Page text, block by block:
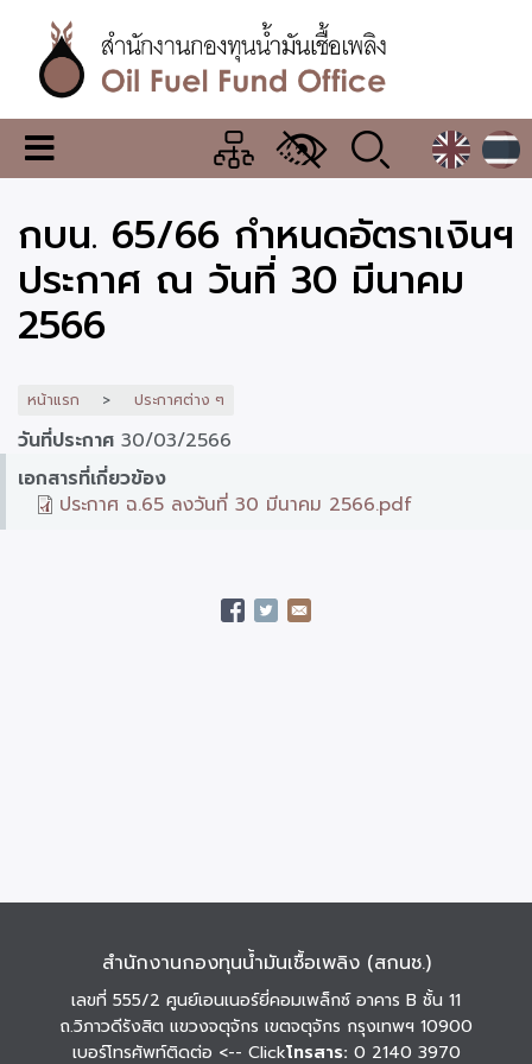
เนื้อหา
หลักสำนักงาน
กองทุน
น้ำมัน
เชื้อ
เพลิง
เมนู
เปลี่ยน
แสดง
ผล
กบน. 65/66 กำหนดอัตราเงินฯ
ประกาศ ณ วันที่ 30 มีนาคม
2566
หน้าแรก ประกาศต่าง ๆ
วันที่ประกาศ 30/03/2566
เอกสารที่เกี่ยวข้อง
ประกาศ ฉ.65 ลงวันที่ 30 มีนาคม 2566.pdf
สำนักงานกองทุนน้ำมันเชื้อเพลิง (สกนช.)
เลขที่ 555/2 ศูนย์เอนเนอร์ยี่คอมเพล็กซ์ อาคาร B ชั้น 11
ถ.วิภาวดีรังสิต แขวงจตุจักร เขตจตุจักร กรุงเทพฯ 10900
เบอร์โทรศัพท์ติดต่อ <-- Clickโทรสาร: 0 2140 3970